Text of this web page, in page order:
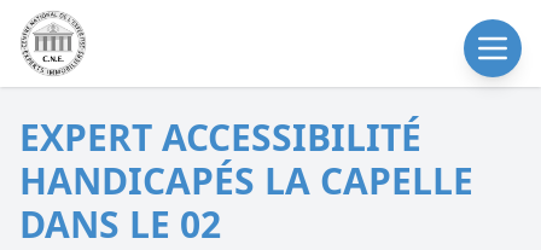
EXPERT ACCESSIBILITÉ
HANDICAPÉS LA CAPELLE
DANS LE 02